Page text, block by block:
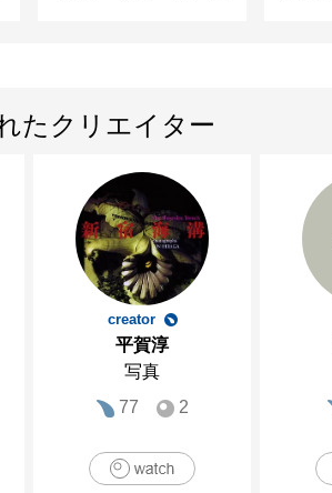
たクリエイター
creator
平賀淳
写真
77
2